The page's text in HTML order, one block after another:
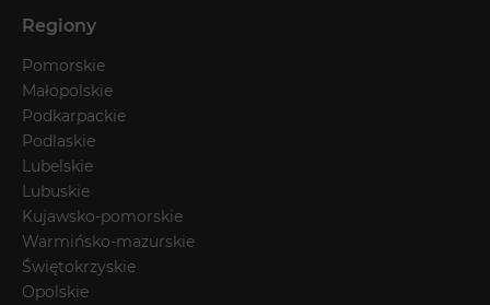
Regiony
Pomorskie
Małopolskie
Podkarpackie
Podlaskie
Lubelskie
Lubuskie
Kujawsko-pomorskie
Warmińsko-mazurskie
Świętokrzyskie
Opolskie